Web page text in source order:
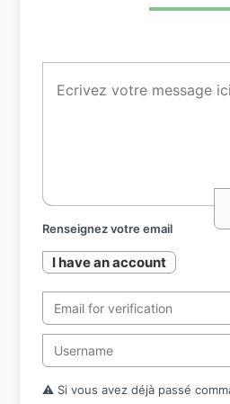
Renseignez votre email
I have an account
⚠️ Si vous avez déjà passé